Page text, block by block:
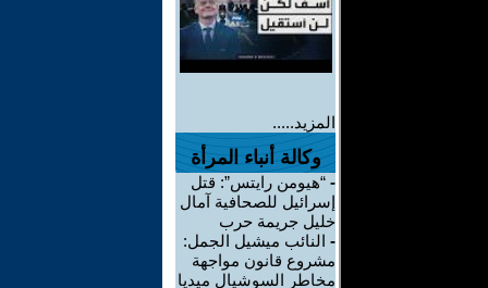
المزيد.....
وكالة أنباء المرأة
- “هيومن رايتس”: قتل
إسرائيل للصحافية آمال
خليل جريمة حرب
- النائب ميشيل الجمل:
مشروع قانون مواجهة
مخاطر السوشيال ميديا